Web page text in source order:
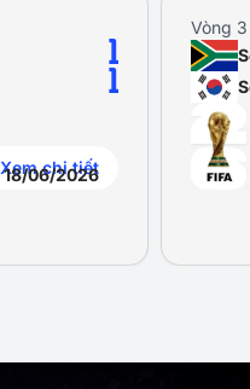
18/06/2026
1
1
Xem chi tiết
Vòng 3